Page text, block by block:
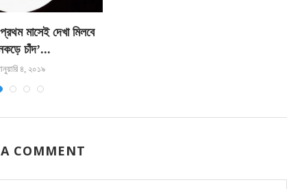
মাসেই দেখা মিলবে
চাঁদ’...
৪, ২০১৯
COMMENT